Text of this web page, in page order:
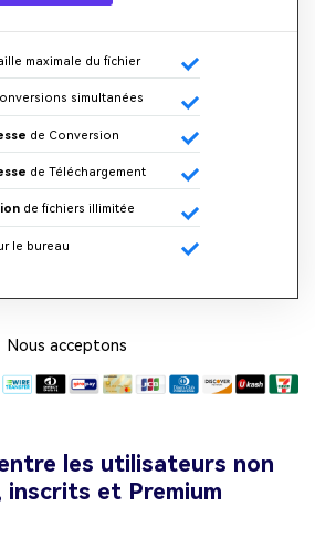
maximale du fichier
simultanées
de Conversion
de Téléchargement
de fichiers illimitée
le bureau
Nous acceptons
les utilisateurs non
inscrits et Premium